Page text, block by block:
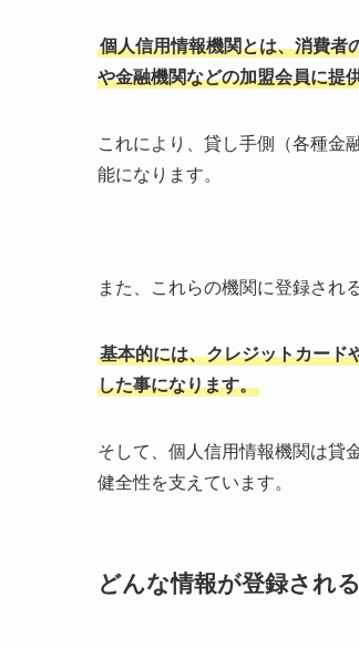
個人信用情報機関とは、消費者
や金融機関などの加盟会員に提
これにより、貸し手側（各種金
能になります。
また、これらの機関に登録され
基本的には、クレジットカード
した事になります。
そして、個人信用情報機関は貸
健全性を支えています。
どんな情報が登録され